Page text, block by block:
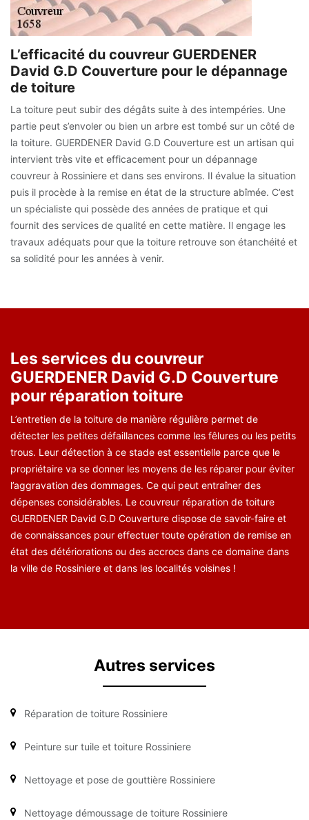
L’efficacité du couvreur GUERDENER
David G.D Couverture pour le dépannage
de toiture
La toiture peut subir des dégâts suite à des intempéries. Une
partie peut s’envoler ou bien un arbre est tombé sur un côté de
la toiture. GUERDENER David G.D Couverture est un artisan qui
intervient très vite et efficacement pour un dépannage
couvreur à Rossiniere et dans ses environs. Il évalue la situation
puis il procède à la remise en état de la structure abîmée. C’est
un spécialiste qui possède des années de pratique et qui
fournit des services de qualité en cette matière. Il engage les
travaux adéquats pour que la toiture retrouve son étanchéité et
sa solidité pour les années à venir.
Les services du couvreur
GUERDENER David G.D Couverture
pour réparation toiture
L’entretien de la toiture de manière régulière permet de
détecter les petites défaillances comme les fêlures ou les petits
trous. Leur détection à ce stade est essentielle parce que le
propriétaire va se donner les moyens de les réparer pour éviter
l’aggravation des dommages. Ce qui peut entraîner des
dépenses considérables. Le couvreur réparation de toiture
GUERDENER David G.D Couverture dispose de savoir-faire et
de connaissances pour effectuer toute opération de remise en
état des détériorations ou des accrocs dans ce domaine dans
la ville de Rossiniere et dans les localités voisines !
Autres services
Réparation de toiture Rossiniere
Peinture sur tuile et toiture Rossiniere
Nettoyage et pose de gouttière Rossiniere
Nettoyage démoussage de toiture Rossiniere